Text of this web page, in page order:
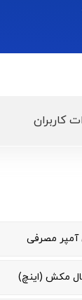
کاربران
آمپر مصرفی
مکش (اینچ)